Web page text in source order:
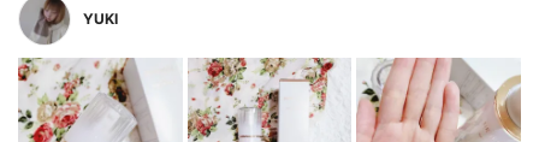
YUKI